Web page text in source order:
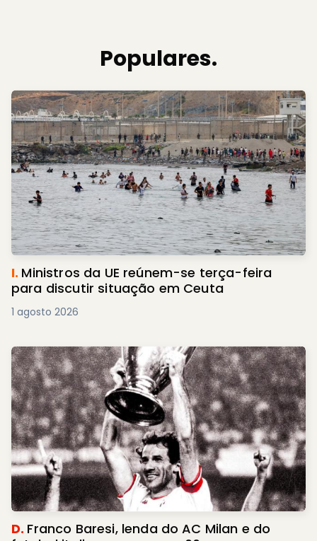
Populares.
I. Ministros da UE reúnem-se terça-feira
para discutir situação em Ceuta
1 agosto 2026
D. Franco Baresi, lenda do AC Milan e do